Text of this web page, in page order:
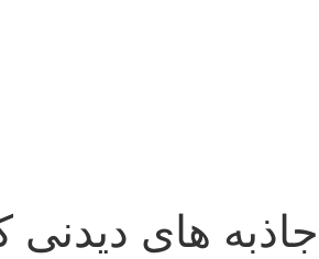
جاذبه های دیدنی